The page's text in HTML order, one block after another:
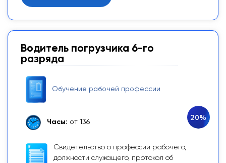
Водитель погрузчика 6-го
разряда
Обучение рабочей профессии
Часы: от 136
Свидетельство о профессии рабочего,
должности служащего, протокол об
20%